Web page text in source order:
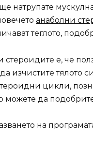
натрупате
анаболни
теглото,
е, че
изчистите тялото
цикли,
можете да
на